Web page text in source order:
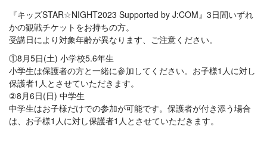
『キッズSTAR☆NIGHT2023 Supported by J:COM』3日間いずれ
かの観戦チケットをお持ちの方。
受講日により対象年齢が異なります、ご注意ください。
①8月5日(土) 小学校5.6年生
小学生は保護者の方と一緒に参加してください。お子様1人に対し
保護者1人とさせていただきます。
②8月6日(日) 中学生
中学生はお子様だけでの参加が可能です。保護者が付き添う場合
は、お子様1人に対し保護者1人とさせていただきます。